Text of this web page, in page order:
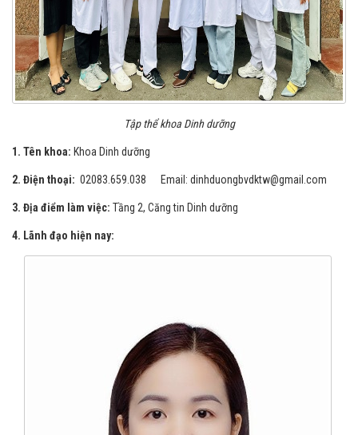
Tập thể khoa Dinh dưỡng
1. Tên khoa:
2. Điện thoại: 02083.659.038 Email: dinhduongbvdktw@gmail.com
3. Địa điểm làm việc: